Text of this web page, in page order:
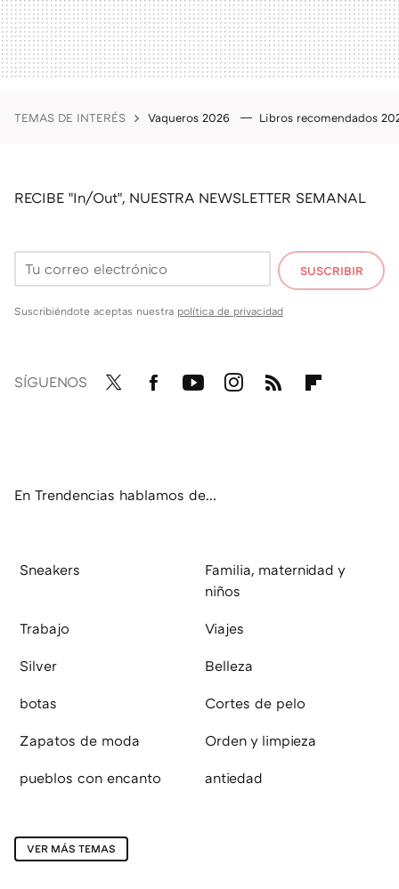
TEMAS DE INTERÉS Vaqueros 2026 Libros recomendados
RECIBE "In/Out", NUESTRA NEWSLETTER SEMANAL
SUSCRIBIR
Suscribiéndote aceptas nuestra política de privacidad
SÍGUENOS
En Trendencias hablamos de...
Sneakers
Familia, maternidad y
niños
Trabajo Viajes
Silver Belleza
botas Cortes de pelo
Zapatos de moda Orden y limpieza
pueblos con encanto antiedad
VER MÁS TEMAS